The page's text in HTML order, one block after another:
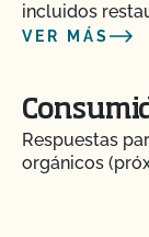
incluidos
VER MÁS
Respuestas
orgánicos
¿No OMG
¿El uso del
CCOF cuesta
¿Cómo y con